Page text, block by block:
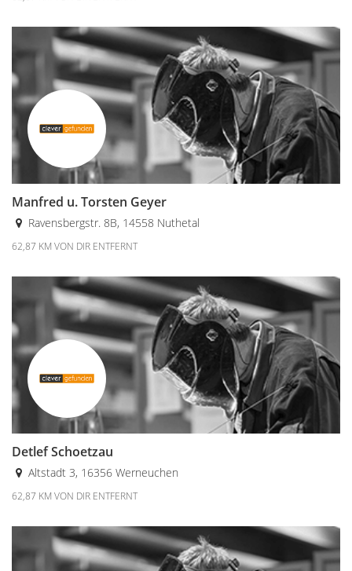
Manfred u. Torsten Geyer
Ravensbergstr. 8B, 14558 Nuthetal
62,87 KM VON DIR ENTFERNT
Detlef Schoetzau
Altstadt 3, 16356 Werneuchen
62,87 KM VON DIR ENTFERNT